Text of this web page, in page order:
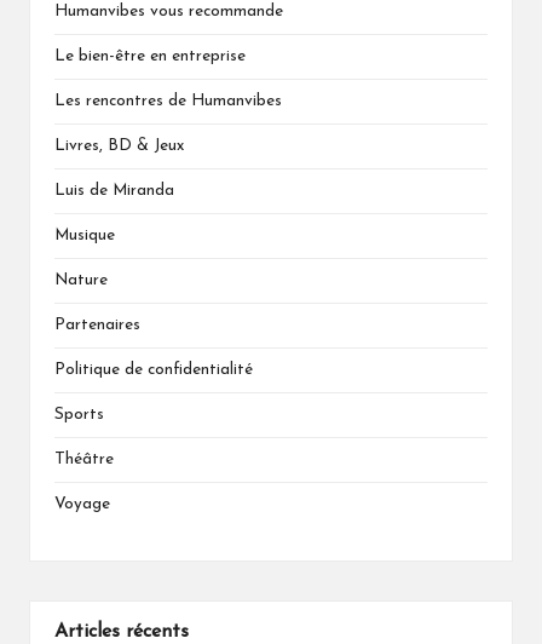
Humanvibes vous recommande
Le bien-être en entreprise
Les rencontres de Humanvibes
Livres, BD & Jeux
Luis de Miranda
Musique
Nature
Partenaires
Politique de confidentialité
Sports
Théâtre
Voyage
Articles récents